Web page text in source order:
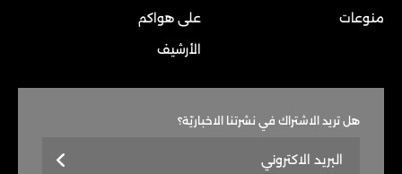
منوعات
على هواكم
الأرشيف
هل تريد الاشتراك في نشرتنا الاخباريّة؟